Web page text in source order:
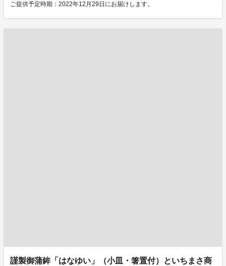
ご提供予定時期：2022年12月29日にお届けします。
謹製御蒲鉾「はなゆい」（小皿・箸置付）といちまさ商